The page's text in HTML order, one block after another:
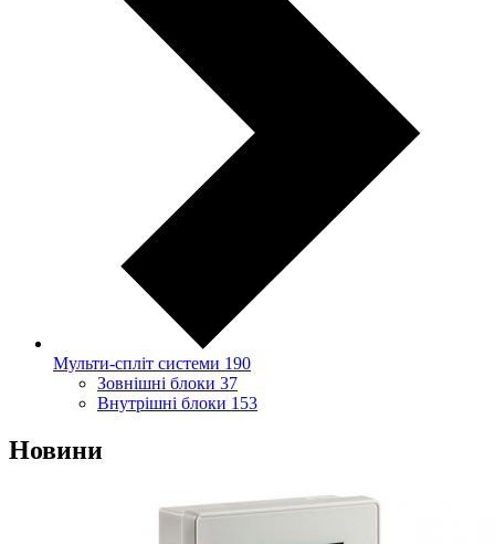
Мульти-спліт системи 190
Зовнішні блоки 37
Внутрішні блоки 153
Новини